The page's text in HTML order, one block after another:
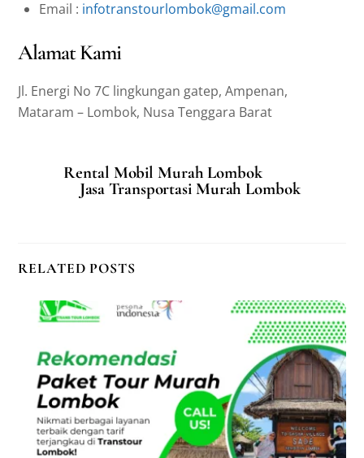
Email : infotranstourlombok@gmail.com
Alamat Kami
Jl. Energi No 7C lingkungan gatep, Ampenan,
Mataram – Lombok, Nusa Tenggara Barat
Rental Mobil Murah Lombok
Jasa Transportasi Murah Lombok
RELATED POSTS